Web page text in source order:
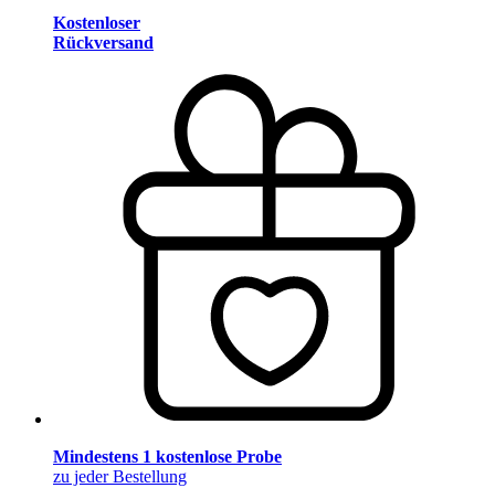
Kostenloser
Rückversand
Mindestens 1 kostenlose Probe
zu jeder Bestellung